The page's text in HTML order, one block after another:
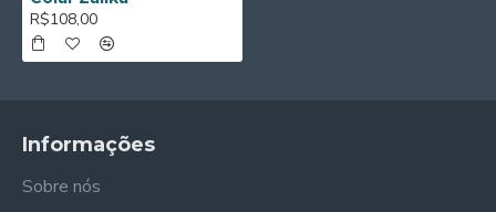
R$108,00
Informações
Sobre nós